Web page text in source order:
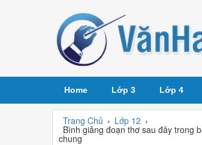
Home Lớp 3 Lớp 4
Trang Chủ › Lớp 12 ›
Bình giảng đoạn thơ sau đây trong
chung